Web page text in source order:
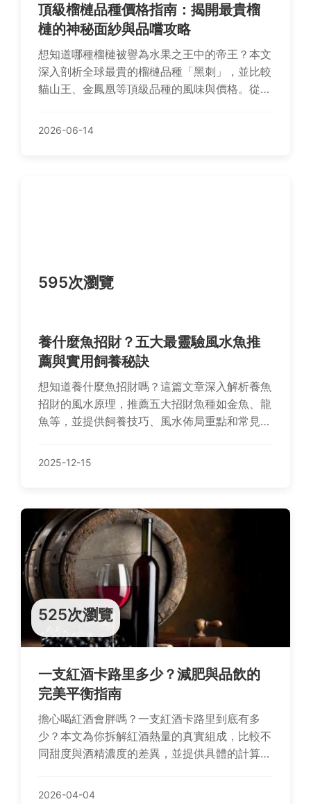
頂級榴槤品種價格指南：揭開最貴榴
槤的神秘面紗與品嚐攻略
想知道哪種榴槤被譽為水果之王中的帝王？本文
深入剖析全球最貴的榴槤品種「黑刺」，並比較
貓山王、金鳳凰等頂級品種的風味與價格。從產
讓你不再花冤枉錢，真正體驗極致榴槤魅力。
2026-06-14
595次瀏覽
養什麼魚招財？五大最靈驗風水魚推
薦與實用飼養秘訣
想知道養什麼魚招財嗎？這篇文章深入解析養魚
招財的風水原理，推薦五大招財魚種如金魚、龍
魚等，並提供飼養技巧、風水佈局重點和常見問
助你提升財運，避免常見錯誤。實用內容，適合
2025-12-15
525次瀏覽
一支紅酒卡路里多少？減肥與品飲的
完美平衡指南
擔心喝紅酒會胖嗎？一支紅酒卡路里到底有多
少？本文為你拆解紅酒熱量的真實組成，比較不
同甜度與酒精濃度的差異，並提供具體的計算公
必有罪惡感。
2026-04-04